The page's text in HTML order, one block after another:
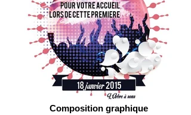
Composition graphique